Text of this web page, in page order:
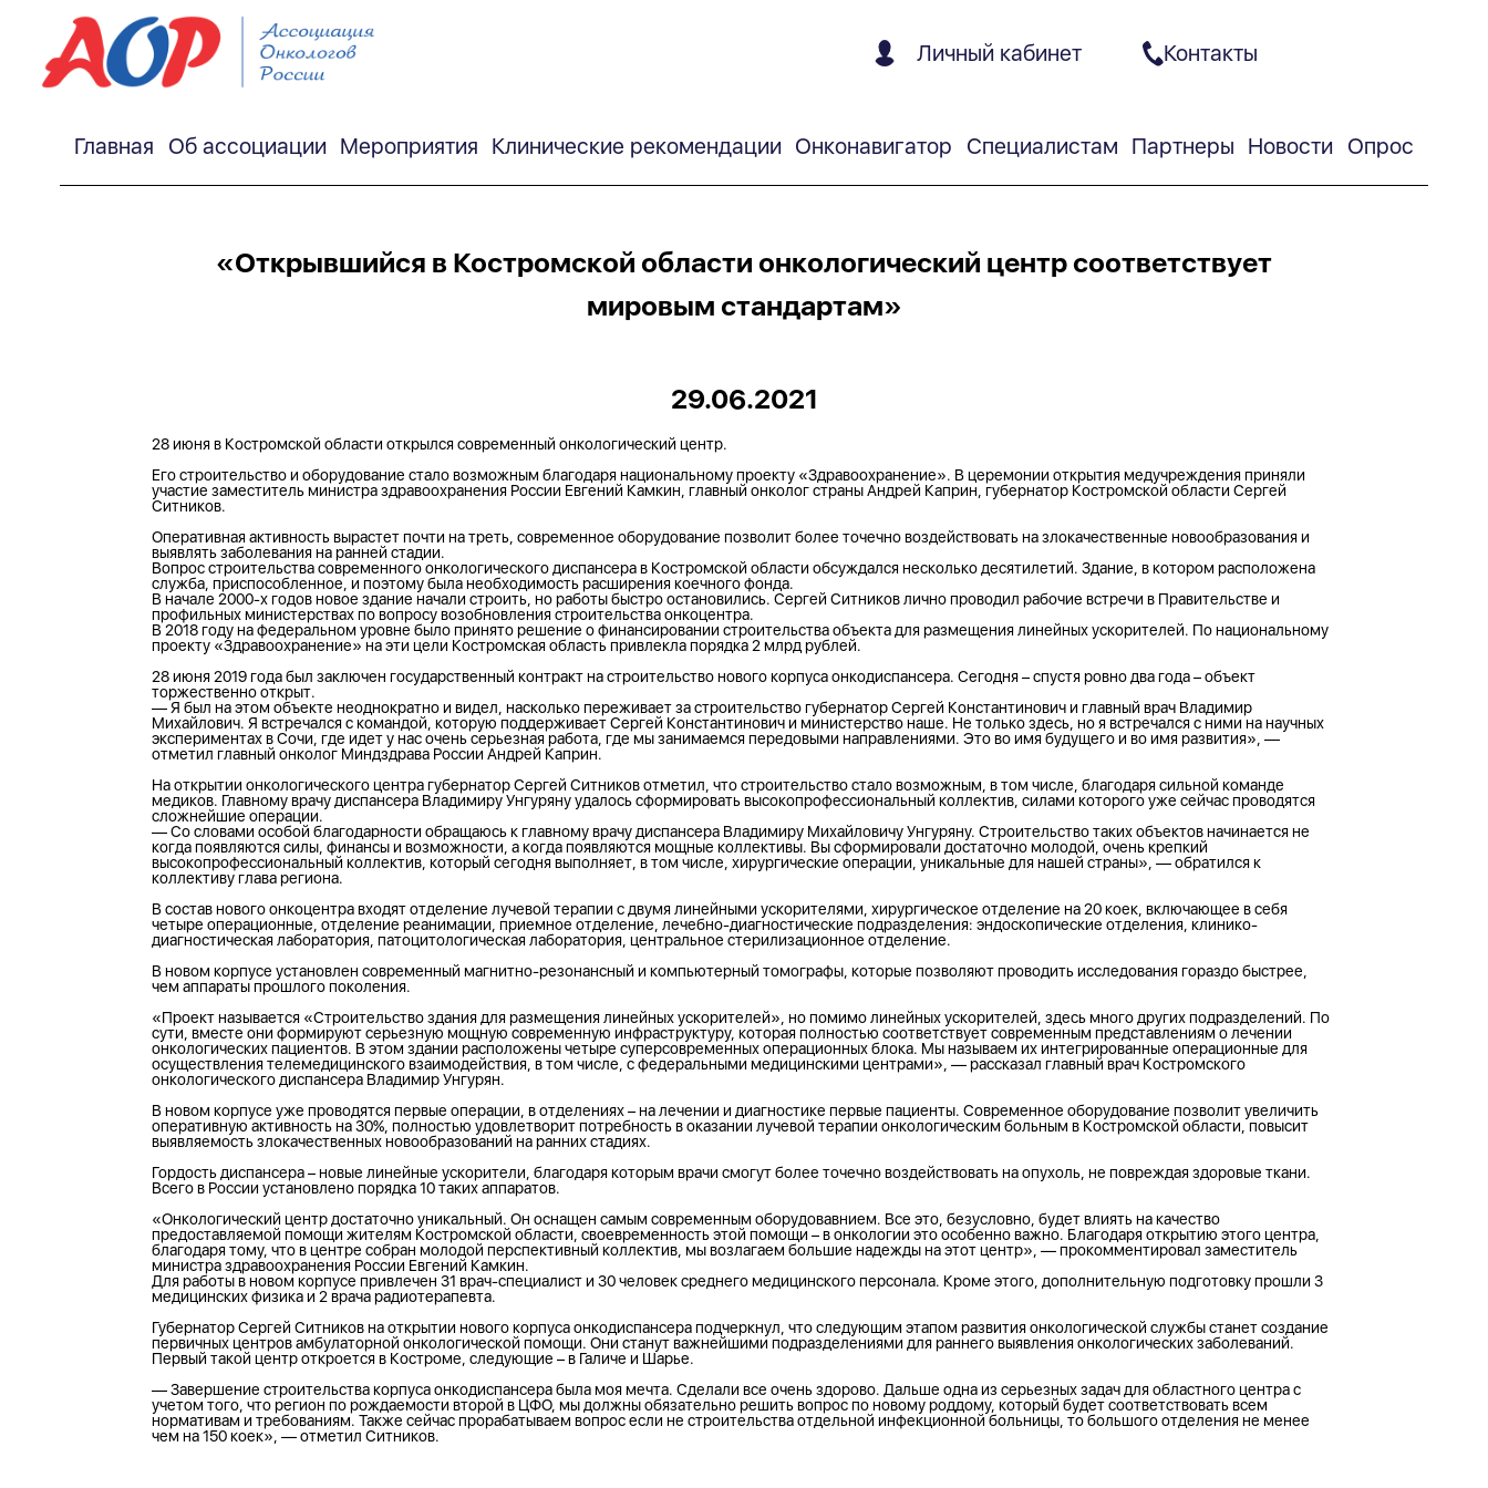
Личный кабинет Контакты
Главная Об ассоциации Мероприятия Клинические рекомендации Онконавигатор Специалистам Партнеры Новости Опрос
«Открывшийся в Костромской области онкологический центр соответствует
мировым стандартам»
29.06.2021
28 июня в Костромской области открылся современный онкологический центр.
Его строительство и оборудование стало возможным благодаря национальному проекту «Здравоохранение». В церемонии открытия медучреждения приняли
участие заместитель министра здравоохранения России Евгений Камкин, главный онколог страны Андрей Каприн, губернатор Костромской области Сергей
Ситников.
Оперативная активность вырастет почти на треть, современное оборудование позволит более точечно воздействовать на злокачественные новообразования и
выявлять заболевания на ранней стадии.
Вопрос строительства современного онкологического диспансера в Костромской области обсуждался несколько десятилетий. Здание, в котором расположена
служба, приспособленное, и поэтому была необходимость расширения коечного фонда.
В начале 2000-х годов новое здание начали строить, но работы быстро остановились. Сергей Ситников лично проводил рабочие встречи в Правительстве и
профильных министерствах по вопросу возобновления строительства онкоцентра.
В 2018 году на федеральном уровне было принято решение о финансировании строительства объекта для размещения линейных ускорителей. По национальному
проекту «Здравоохранение» на эти цели Костромская область привлекла порядка 2 млрд рублей.
28 июня 2019 года был заключен государственный контракт на строительство нового корпуса онкодиспансера. Сегодня – спустя ровно два года – объект
торжественно открыт.
— Я был на этом объекте неоднократно и видел, насколько переживает за строительство губернатор Сергей Константинович и главный врач Владимир
Михайлович. Я встречался с командой, которую поддерживает Сергей Константинович и министерство наше. Не только здесь, но я встречался с ними на научных
экспериментах в Сочи, где идет у нас очень серьезная работа, где мы занимаемся передовыми направлениями. Это во имя будущего и во имя развития», —
отметил главный онколог Миндздрава России Андрей Каприн.
На открытии онкологического центра губернатор Сергей Ситников отметил, что строительство стало возможным, в том числе, благодаря сильной команде
медиков. Главному врачу диспансера Владимиру Унгуряну удалось сформировать высокопрофессиональный коллектив, силами которого уже сейчас проводятся
сложнейшие операции.
— Со словами особой благодарности обращаюсь к главному врачу диспансера Владимиру Михайловичу Унгуряну. Строительство таких объектов начинается не
когда появляются силы, финансы и возможности, а когда появляются мощные коллективы. Вы сформировали достаточно молодой, очень крепкий
высокопрофессиональный коллектив, который сегодня выполняет, в том числе, хирургические операции, уникальные для нашей страны», — обратился к
коллективу глава региона.
В состав нового онкоцентра входят отделение лучевой терапии с двумя линейными ускорителями, хирургическое отделение на 20 коек, включающее в себя
четыре операционные, отделение реанимации, приемное отделение, лечебно-диагностические подразделения: эндоскопические отделения, клинико-
диагностическая лаборатория, патоцитологическая лаборатория, центральное стерилизационное отделение.
В новом корпусе установлен современный магнитно-резонансный и компьютерный томографы, которые позволяют проводить исследования гораздо быстрее,
чем аппараты прошлого поколения.
«Проект называется «Строительство здания для размещения линейных ускорителей», но помимо линейных ускорителей, здесь много других подразделений. По
сути, вместе они формируют серьезную мощную современную инфраструктуру, которая полностью соответствует современным представлениям о лечении
онкологических пациентов. В этом здании расположены четыре суперсовременных операционных блока. Мы называем их интегрированные операционные для
осуществления телемедицинского взаимодействия, в том числе, с федеральными медицинскими центрами», — рассказал главный врач Костромского
онкологического диспансера Владимир Унгурян.
В новом корпусе уже проводятся первые операции, в отделениях – на лечении и диагностике первые пациенты. Современное оборудование позволит увеличить
оперативную активность на 30%, полностью удовлетворит потребность в оказании лучевой терапии онкологическим больным в Костромской области, повысит
выявляемость злокачественных новообразований на ранних стадиях.
Гордость диспансера – новые линейные ускорители, благодаря которым врачи смогут более точечно воздействовать на опухоль, не повреждая здоровые ткани.
Всего в России установлено порядка 10 таких аппаратов.
«Онкологический центр достаточно уникальный. Он оснащен самым современным оборудовавнием. Все это, безусловно, будет влиять на качество
предоставляемой помощи жителям Костромской области, своевременность этой помощи – в онкологии это особенно важно. Благодаря открытию этого центра,
благодаря тому, что в центре собран молодой перспективный коллектив, мы возлагаем большие надежды на этот центр», — прокомментировал заместитель
министра здравоохранения России Евгений Камкин.
Для работы в новом корпусе привлечен 31 врач-специалист и 30 человек среднего медицинского персонала. Кроме этого, дополнительную подготовку прошли 3
медицинских физика и 2 врача радиотерапевта.
Губернатор Сергей Ситников на открытии нового корпуса онкодиспансера подчеркнул, что следующим этапом развития онкологической службы станет создание
первичных центров амбулаторной онкологической помощи. Они станут важнейшими подразделениями для раннего выявления онкологических заболеваний.
Первый такой центр откроется в Костроме, следующие – в Галиче и Шарье.
— Завершение строительства корпуса онкодиспансера была моя мечта. Сделали все очень здорово. Дальше одна из серьезных задач для областного центра с
учетом того, что регион по рождаемости второй в ЦФО, мы должны обязательно решить вопрос по новому роддому, который будет соответствовать всем
нормативам и требованиям. Также сейчас прорабатываем вопрос если не строительства отдельной инфекционной больницы, то большого отделения не менее
чем на 150 коек», — отметил Ситников.